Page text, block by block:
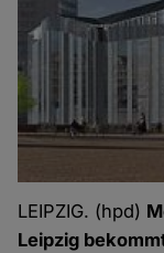
LEIPZIG. (hpd)
Leipzig